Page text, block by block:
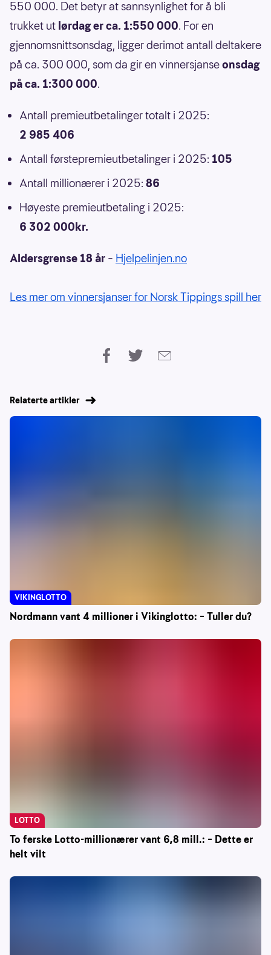
550 000. Det betyr at sannsynlighet for å bli
trukket ut lørdag er ca. 1:550 000. For en
gjennomsnittsonsdag, ligger derimot antall deltakere
på ca. 300 000, som da gir en vinnersjanseonsdag
på ca. 1:300 000.
Antall premieutbetalinger totalt i 2025:
2 985 406
Antall førstepremieutbetalinger i 2025: 105
Antall millionærer i 2025: 86
Høyeste premieutbetaling i 2025:
6 302 000kr.
Aldersgrense 18 år – Hjelpelinjen.no
Les mer om vinnersjanser for Norsk Tippings spill her
Relaterte artikler
Nordmann vant 4 millioner i Vikinglotto: – Tuller du?
VIKINGLOTTO
To ferske Lotto-millionærer vant 6,8 mill.: – Dette er
helt vilt
LOTTO